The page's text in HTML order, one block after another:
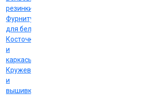
резинки
Фурнитура
для белья
Косточки
и
каркасы
Кружево
и
вышивка